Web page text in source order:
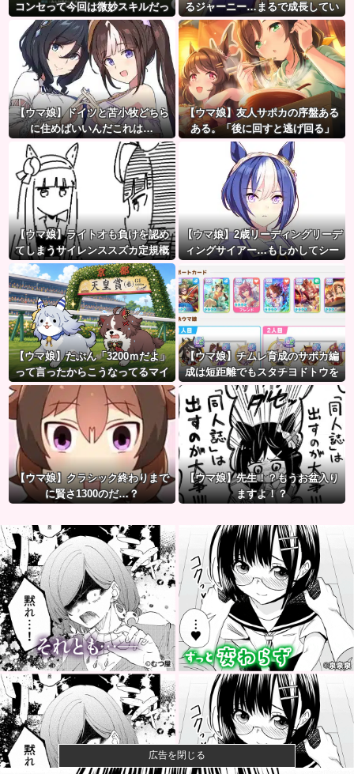
コンセって今回は微妙スキルだっ
たりするか？
るジャーニー…まるで成長してい
ない！？
【ウマ娘】ドイツと苫小牧どちら
に住めばいいんだこれは…
【ウマ娘】友人サポカの序盤ある
ある。「後に回すと逃げ回る」
【ウマ娘】ライトオも負けを認め
てしまうサイレンススズカ定規概
念ｗｗｗ
【ウマ娘】2歳リーディングリーデ
ィングサイアー…もしかしてシー
【ウマ娘】たぶん「3200ｍだよ」
って言ったからこうなってるマイ
ル犬
【ウマ娘】チムレ育成のサポカ編
成は短距離でもスタチヨドトウを
編成するってマジ！？ 根性サポカ
を編成していた意味…
【ウマ娘】クラシック終わりまで
に賢さ1300のだ…？
【ウマ娘】先生！？もうお盆入り
ますよ！？
広告を閉じる